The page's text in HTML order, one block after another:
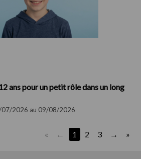
ans pour un petit rôle dans un long
07/2026 au 09/08/2026
« 1 2 3 »